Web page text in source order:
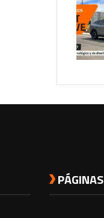
PÁGINAS